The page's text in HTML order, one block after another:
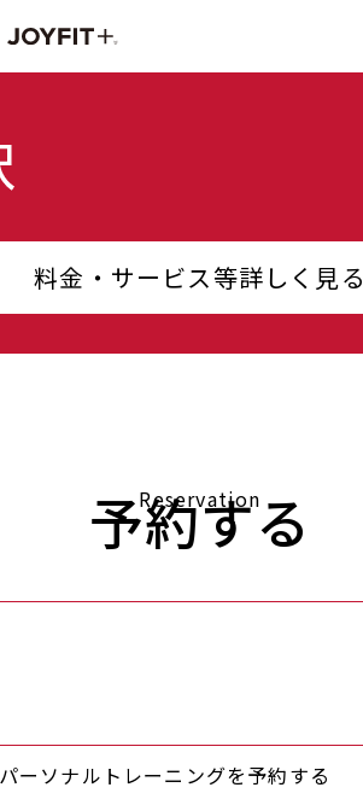
料金・サービス等詳しく見る
Reservation
予約する
パーソナルトレーニングを予約する